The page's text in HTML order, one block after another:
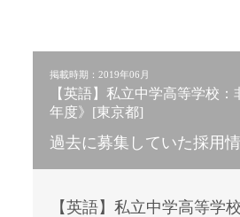
掲載時期：2019年06月
【英語】私立中学高等学校：
年度》[東京都]
過去に募集していた採用
【英語】私立中学高等学